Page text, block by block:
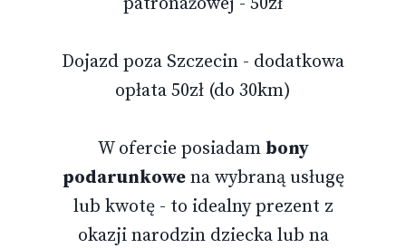
Dojazd poza Szczecin - dodatkowa
opłata 50zł (do 30km)
W ofercie posiadam bony
podarunkowena wybraną usługę
lub kwotę - to idealny prezent z
okazji narodzin dziecka lub na